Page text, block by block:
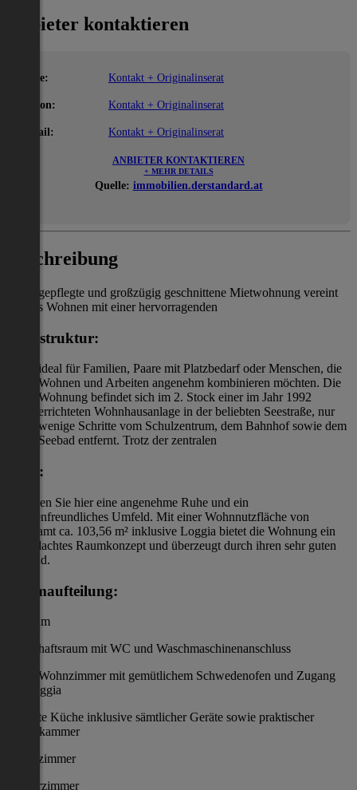
Anbieter kontaktieren
Name: Kontakt + Originalinserat
Telefon: Kontakt + Originalinserat
E-Mail: Kontakt + Originalinserat
ANBIETER KONTAKTIEREN
+ MEHR DETAILS
Quelle: immobilien.derstandard.at
Beschreibung
Diese gepflegte und großzügig geschnittene Mietwohnung vereint
ruhiges Wohnen mit einer hervorragenden
Infrastruktur:
ideal für Familien, Paare mit Platzbedarf oder Menschen, die
Wohnen und Arbeiten angenehm kombinieren möchten. Die
Wohnung befindet sich im 2. Stock einer im Jahr 1992
errichteten Wohnhausanlage in der beliebten Seestraße, nur
wenige Schritte vom Schulzentrum, dem Bahnhof sowie dem
Seebad entfernt. Trotz der zentralen
Lage:
genießen Sie hier eine angenehme Ruhe und ein
familienfreundliches Umfeld. Mit einer Wohnnutzfläche von
insgesamt ca. 103,56 m² inklusive Loggia bietet die Wohnung ein
durchdachtes Raumkonzept und überzeugt durch ihren sehr guten
Zustand.
Raumaufteilung:
Vorraum
Wirtschaftsraum mit WC und Waschmaschinenanschluss
helles Wohnzimmer mit gemütlichem Schwedenofen und Zugang
zur Loggia
separate Küche inklusive sämtlicher Geräte sowie praktischer
Speisekammer
Schlafzimmer
Kinderzimmer